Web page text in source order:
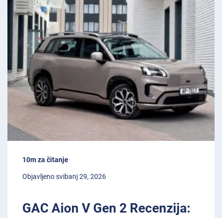
10m za čitanje
Objavljeno svibanj 29, 2026
GAC Aion V Gen 2 Recenzija: